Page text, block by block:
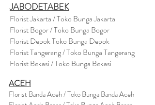
JABODETABEK
Florist Jakarta / Toko Bunga Jakarta
Florist Bogor / Toko Bunga Bogor
Florist Depok Toko Bunga Depok
Florist Tangerang / Toko Bunga Tangerang
Florist Bekasi / Toko Bunga Bekasi
ACEH
Florist Banda Aceh / Toko Bunga Banda Aceh